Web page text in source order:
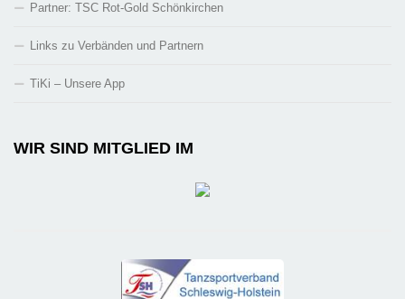
Partner: TSC Rot-Gold Schönkirchen
Links zu Verbänden und Partnern
TiKi – Unsere App
WIR SIND MITGLIED IM